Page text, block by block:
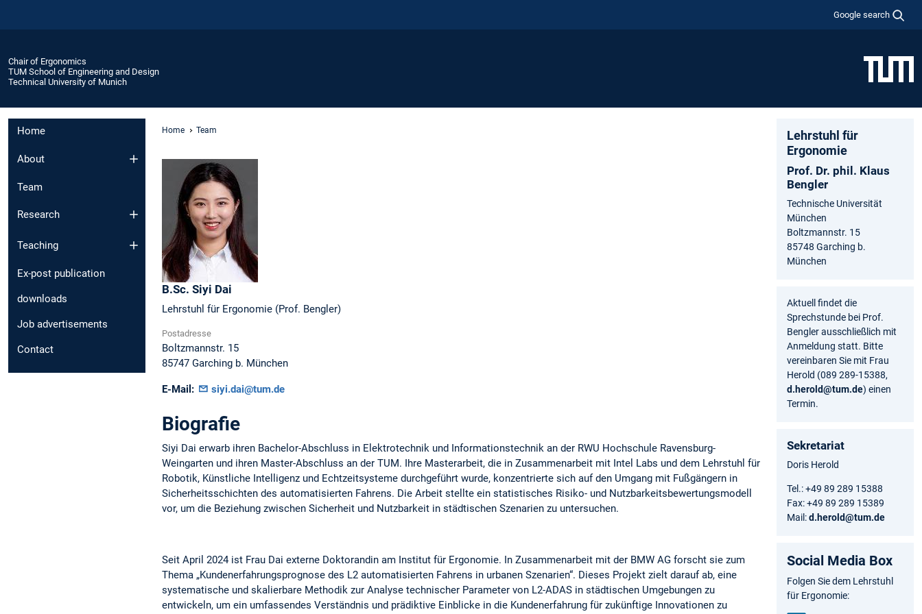
Google search
Chair of Ergonomics
TUM School of Engineering and Design
Technical University of Munich
Home
About
Team
Research
Teaching
Ex-post publication
downloads
Job advertisements
Contact
Home Team
B.Sc. Siyi Dai
Lehrstuhl für Ergonomie (Prof. Bengler)
Postadresse
Boltzmannstr. 15
85747 Garching b. München
E-Mail: siyi.dai@tum.de
Biografie
Siyi Dai erwarb ihren Bachelor-Abschluss in Elektrotechnik und Informationstechnik an der RWU Hochschule Ravensburg-
Weingarten und ihren Master-Abschluss an der TUM. Ihre Masterarbeit, die in Zusammenarbeit mit Intel Labs und dem Lehrstuhl für
Robotik, Künstliche Intelligenz und Echtzeitsysteme durchgeführt wurde, konzentrierte sich auf den Umgang mit Fußgängern in
Sicherheitsschichten des automatisierten Fahrens. Die Arbeit stellte ein statistisches Risiko- und Nutzbarkeitsbewertungsmodell
vor, um die Beziehung zwischen Sicherheit und Nutzbarkeit in städtischen Szenarien zu untersuchen.
Seit April 2024 ist Frau Dai externe Doktorandin am Institut für Ergonomie. In Zusammenarbeit mit der BMW AG forscht sie zum
Thema „Kundenerfahrungsprognose des L2 automatisierten Fahrens in urbanen Szenarien“. Dieses Projekt zielt darauf ab, eine
systematische und skalierbare Methodik zur Analyse technischer Parameter von L2-ADAS in städtischen Umgebungen zu
entwickeln, um ein umfassendes Verständnis und prädiktive Einblicke in die Kundenerfahrung für zukünftige Innovationen zu
Lehrstuhl für
Ergonomie
Prof. Dr. phil. Klaus
Bengler
Technische Universität
München
Boltzmannstr. 15
85748 Garching b.
München
Aktuell findet die
Sprechstunde bei Prof.
Bengler ausschließlich mit
Anmeldung statt. Bitte
vereinbaren Sie mit Frau
Herold (089 289-15388,
d.herold@tum.de) einen
Termin.
Sekretariat
Doris Herold
Tel.: +49 89 289 15388
Fax: +49 89 289 15389
Mail:d.herold@tum.de
Social Media Box
Folgen Sie dem Lehrstuhl
für Ergonomie: